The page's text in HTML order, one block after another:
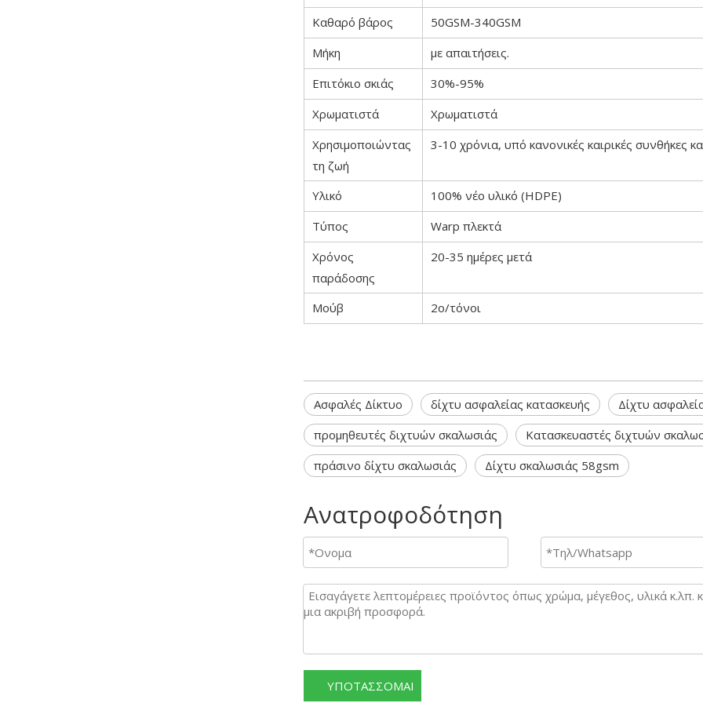
Καθαρό βάρος
50GSM-340GSM
Μήκη
με απαιτήσεις.
Επιτόκιο σκιάς
30%-95%
Χρωματιστά
Χρωματιστά
Χρησιμοποιώντας
τη ζωή
3-10 χρόνια, υπό κανονικές καιρικές συνθήκες
Υλικό
100% νέο υλικό (HDPE)
Τύπος
Warp πλεκτά
Χρόνος
παράδοσης
20-35 ημέρες μετά
Μούβ 2ο/τόνοι
Ασφαλές Δίκτυο δίχτυ ασφαλείας κατασκευής
Δίχτυ
προμηθευτές διχτυών σκαλωσιάς
Κατασκευαστές διχτυών
πράσινο δίχτυ σκαλωσιάς
Δίχτυ σκαλωσιάς 58gsm
Ανατροφοδότηση
ΥΠΟΤΑΣΣΟΜΑΙ